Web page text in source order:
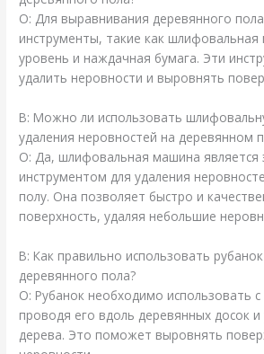
О: Для выравнивания деревянного
инструменты, такие как
уровень и наждачная бумага. Эти
удалить неровности и выровнять
В: Можно ли использовать
удаления неровностей на деревянном
О: Да, шлифовальная машина
инструментом для удаления
полу. Она позволяет быстро и
поверхность, удаляя небольшие
В: Как правильно использовать
деревянного пола?
О: Рубанок необходимо использовать
проводя его вдоль деревянных досок и
дерева. Это поможет выровнять